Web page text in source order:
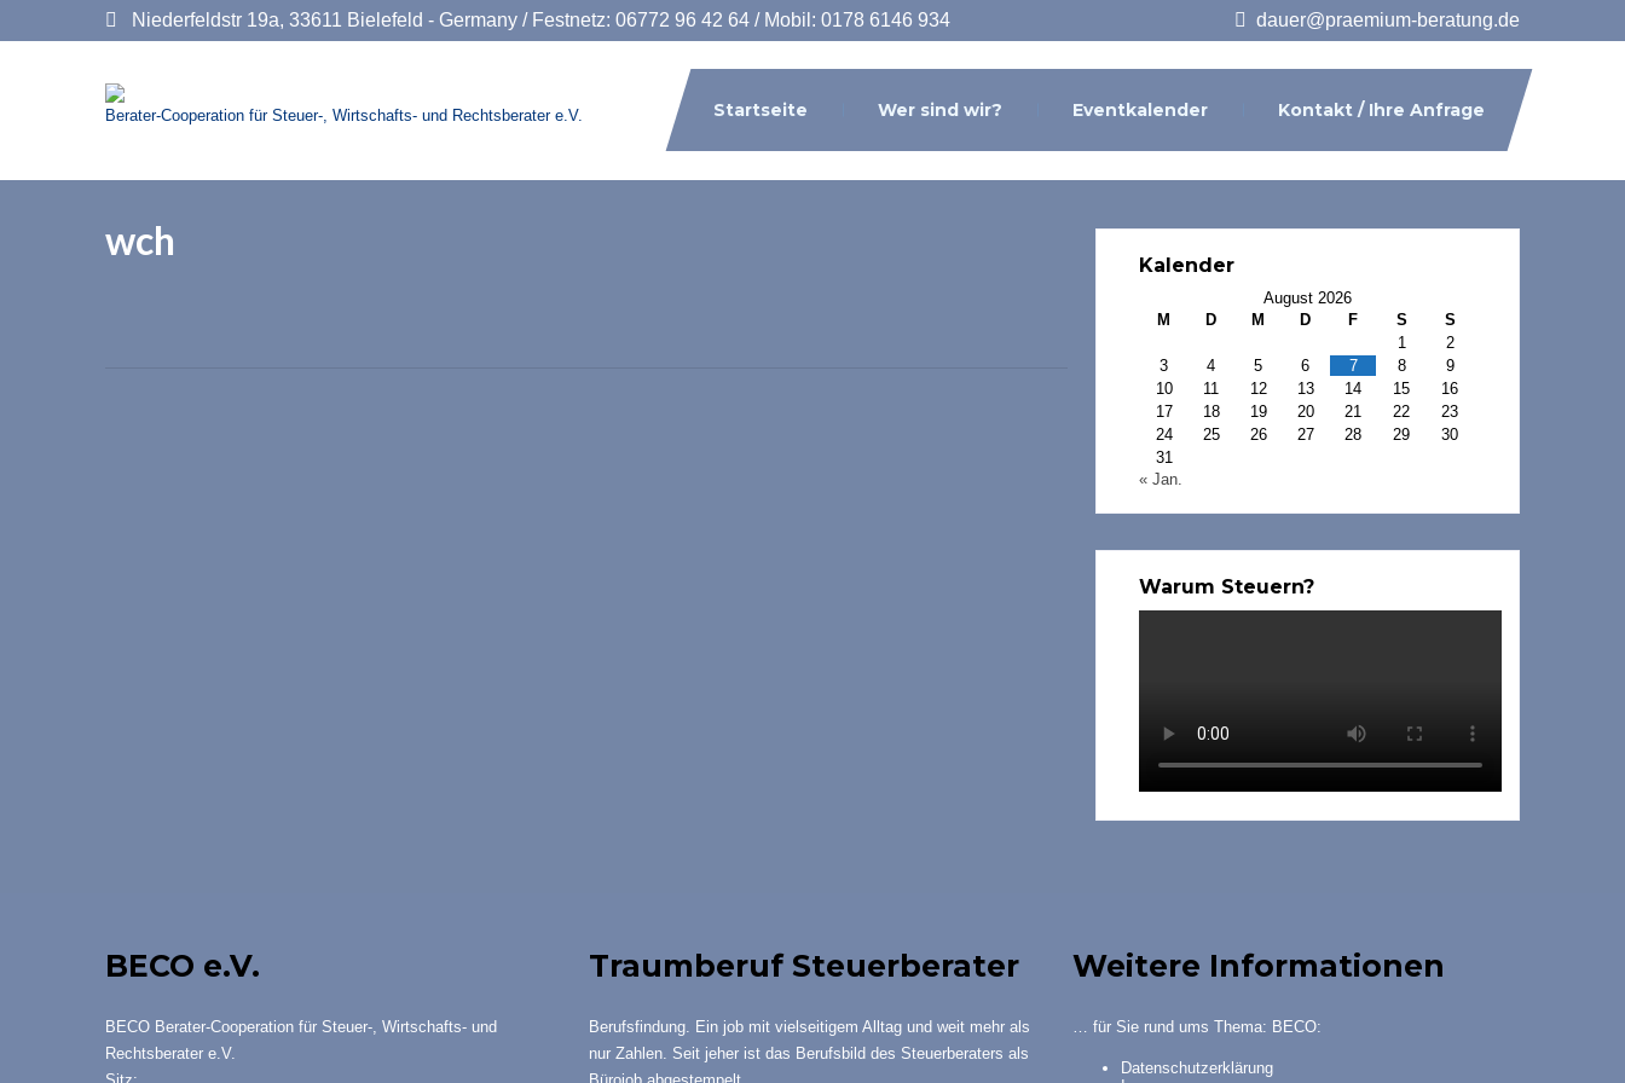
Niederfeldstr 19a, 33611 Bielefeld - Germany / Festnetz: 06772 96 42 64 / Mobil: 0178 6146 934 dauer@praemium-beratung.de
Berater-Cooperation für Steuer-, Wirtschafts- und Rechtsberater e.V. Startseite Wer sind wir? Eventkalender Kontakt / Ihre Anfrage
wch
Kalender
August 2026
M
D M D F S
S
1
2
3
4 5 6 7 8
9
10
11 12 13 14 15
16
17
18 19 20 21 22
23
24
25 26 27 28 29
30
31
« Jan.
Warum Steuern?
BECO e.V.
BECO Berater-Cooperation für Steuer-, Wirtschafts- und
Rechtsberater e.V.
Traumberuf Steuerberater
Berufsfindung. Ein job mit vielseitigem Alltag und weit mehr als
nur Zahlen. Seit jeher ist das Berufsbild des Steuerberaters als
Weitere Informationen
… für Sie rund ums Thema: BECO:
Datenschutzerklärung